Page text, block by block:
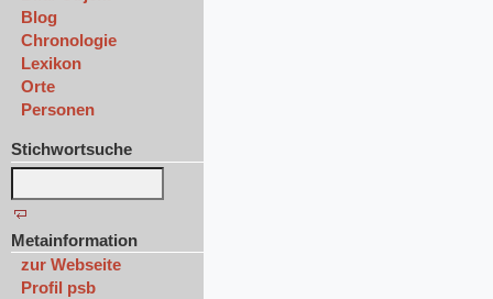
Blog
Chronologie
Lexikon
Orte
Personen
Stichwortsuche
Metainformation
zur Webseite
Profil psb